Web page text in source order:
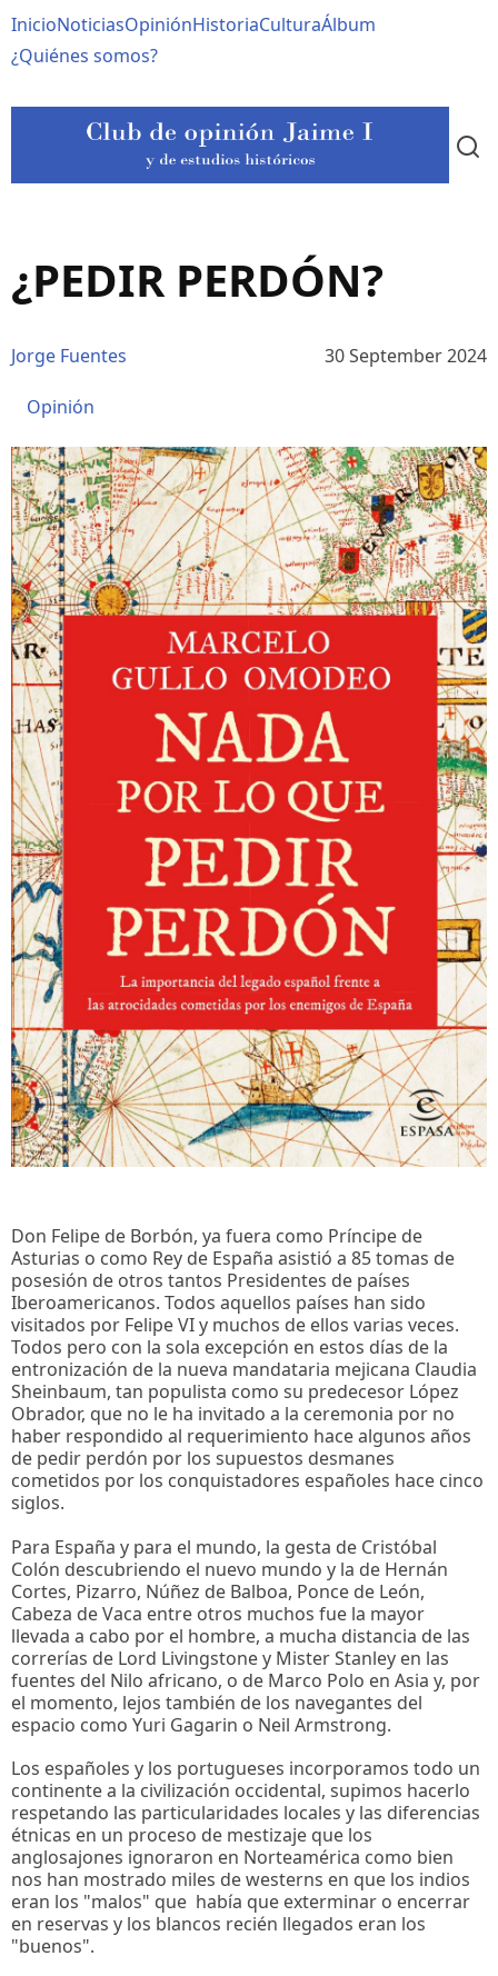
al
contenido
Navegación
principal
InicioNoticiasOpiniónHistoriaCulturaÁlbum
¿Quiénes somos?
¿PEDIR PERDÓN?
Jorge Fuentes 30 September 2024
Opinión
Don Felipe de Borbón, ya fuera como Príncipe de
Asturias o como Rey de España asistió a 85 tomas de
posesión de otros tantos Presidentes de países
Iberoamericanos. Todos aquellos países han sido
visitados por Felipe VI y muchos de ellos varias veces.
Todos pero con la sola excepción en estos días de la
entronización de la nueva mandataria mejicana Claudia
Sheinbaum, tan populista como su predecesor López
Obrador, que no le ha invitado a la ceremonia por no
haber respondido al requerimiento hace algunos años
de pedir perdón por los supuestos desmanes
cometidos por los conquistadores españoles hace cinco
siglos.
Para España y para el mundo, la gesta de Cristóbal
Colón descubriendo el nuevo mundo y la de Hernán
Cortes, Pizarro, Núñez de Balboa, Ponce de León,
Cabeza de Vaca entre otros muchos fue la mayor
llevada a cabo por el hombre, a mucha distancia de las
correrías de Lord Livingstone y Mister Stanley en las
fuentes del Nilo africano, o de Marco Polo en Asia y, por
el momento, lejos también de los navegantes del
espacio como Yuri Gagarin o Neil Armstrong.
Los españoles y los portugueses incorporamos todo un
continente a la civilización occidental, supimos hacerlo
respetando las particularidades locales y las diferencias
étnicas en un proceso de mestizaje que los
anglosajones ignoraron en Norteamérica como bien
nos han mostrado miles de westerns en que los indios
eran los "malos" que había que exterminar o encerrar
en reservas y los blancos recién llegados eran los
"buenos".